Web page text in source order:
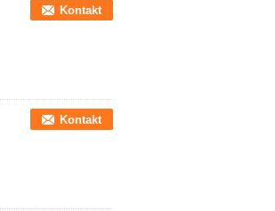
Kontakt
Kontakt